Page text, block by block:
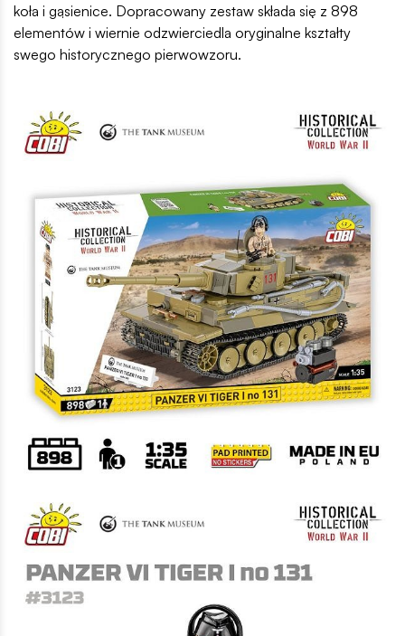
koła i gąsienice. Dopracowany zestaw składa się z 898
elementów i wiernie odzwierciedla oryginalne kształty
swego historycznego pierwowzoru.